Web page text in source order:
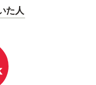
た人